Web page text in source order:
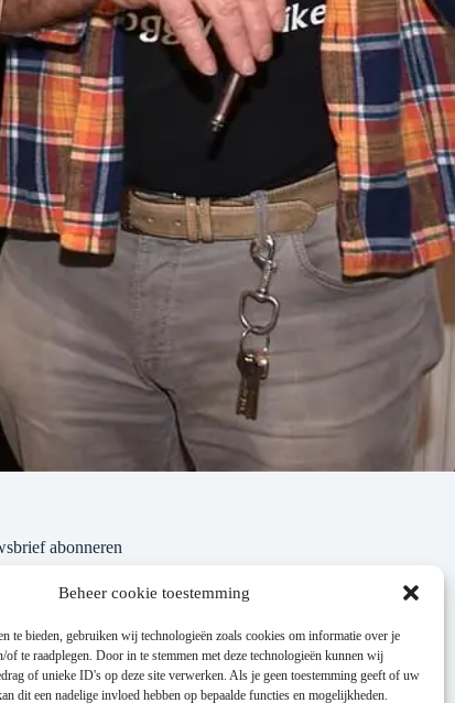
Beheer cookie toestemming
te bieden, gebruiken wij technologieën zoals cookies om informatie over je
of te raadplegen. Door in te stemmen met deze technologieën kunnen wij
of unieke ID's op deze site verwerken. Als je geen toestemming geeft of uw
dit een nadelige invloed hebben op bepaalde functies en mogelijkheden.
abonneren